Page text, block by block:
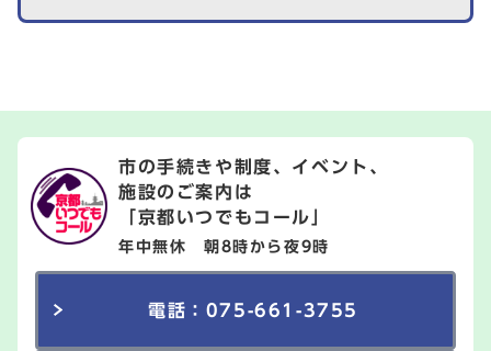
市の手続きや制度、イベント、
施設のご案内は
「京都いつでもコール」
年中無休 朝8時から夜9時
電話：075-661-3755